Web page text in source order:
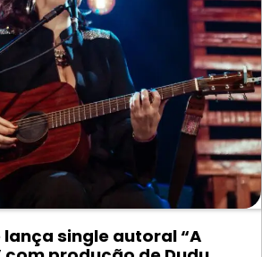
lança single autoral “A